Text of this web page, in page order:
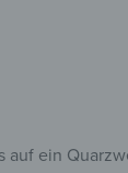
ein